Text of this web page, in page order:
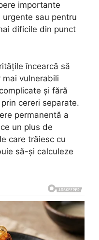
importante
sau pentru
dificile din punct
încearcă să
vulnerabili
și fără
cereri separate.
permanentă a
un plus de
care trăiesc cu
să-și calculeze